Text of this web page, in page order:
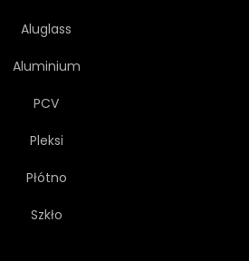
Aluglass
Aluminium
PCV
Pleksi
Płótno
Szkło